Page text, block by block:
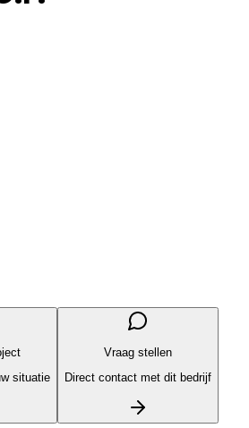
situatie
Vraag stellen
Direct contact met dit bedrijf